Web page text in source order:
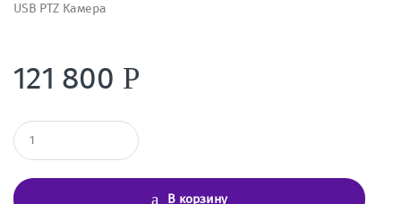
USB PTZ Камера
121 800 Р
К
о
ч
В корзину